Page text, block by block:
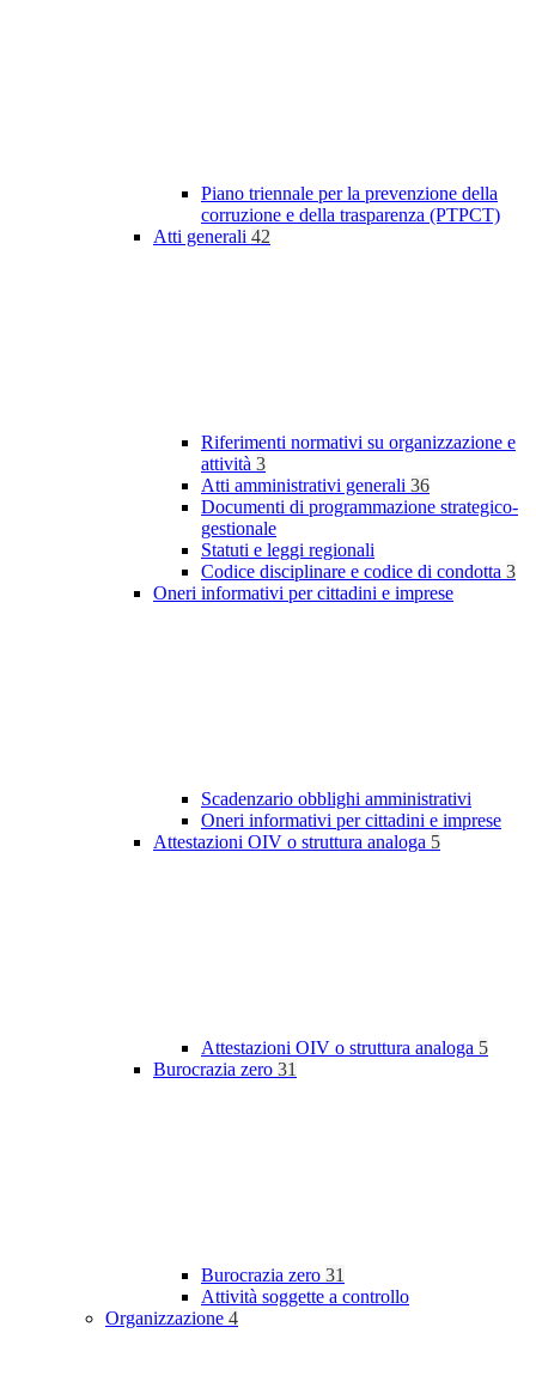
Piano triennale per la prevenzione della
corruzione e della trasparenza (PTPCT)
Atti generali 42
Riferimenti normativi su organizzazione e
attività 3
Atti amministrativi generali 36
Documenti di programmazione strategico-
gestionale
Statuti e leggi regionali
Codice disciplinare e codice di condotta 3
Oneri informativi per cittadini e imprese
Scadenzario obblighi amministrativi
Oneri informativi per cittadini e imprese
Attestazioni OIV o struttura analoga 5
Attestazioni OIV o struttura analoga 5
Burocrazia zero 31
Burocrazia zero 31
Attività soggette a controllo
Organizzazione 4